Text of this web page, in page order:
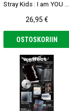
Stray Kids : I am YOU CD (YOU ver.)
26,95 €
OSTOSKORIIN